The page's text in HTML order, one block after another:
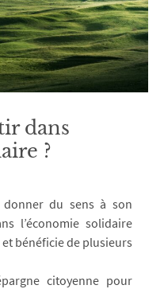
dans
?
du sens à son
l’économie solidaire
bénéficie de plusieurs
citoyenne pour